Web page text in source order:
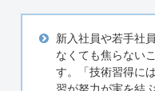
新入社員や若手社
なくても焦らない
す。「技術習得に